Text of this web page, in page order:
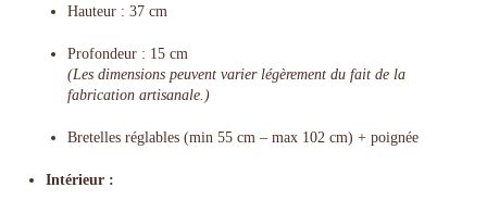
Hauteur : 37 cm
Profondeur : 15 cm
(Les dimensions peuvent varier légèrement du fait de la
fabrication artisanale.)
Bretelles réglables (min 55 cm – max 102 cm) + poignée
Intérieur :